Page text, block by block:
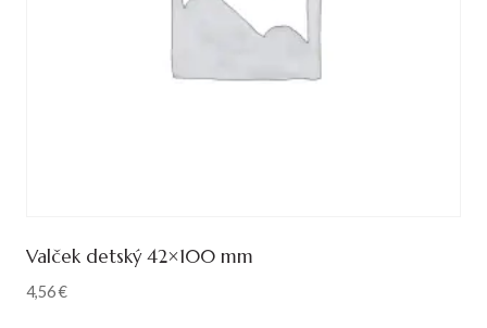
Valček detský 42×100 mm
4,56€